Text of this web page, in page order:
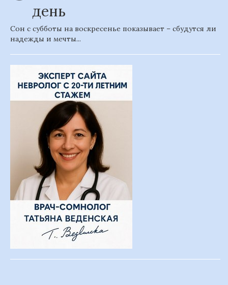
день
Сон с субботы на воскресенье показывает – сбудутся ли
надежды и мечты...